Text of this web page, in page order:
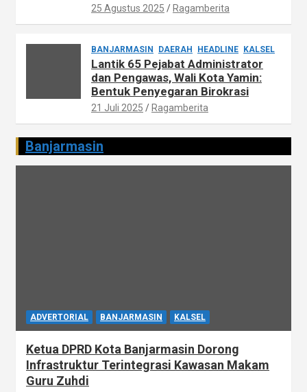
25 Agustus 2025 Ragamberita
BANJARMASIN DAERAH HEADLINE KALSEL
Lantik 65 Pejabat Administrator
dan Pengawas, Wali Kota Yamin:
Bentuk Penyegaran Birokrasi
21 Juli 2025 Ragamberita
Banjarmasin
ADVERTORIAL BANJARMASIN KALSEL
Ketua DPRD Kota Banjarmasin Dorong
Infrastruktur Terintegrasi Kawasan Makam
Guru Zuhdi